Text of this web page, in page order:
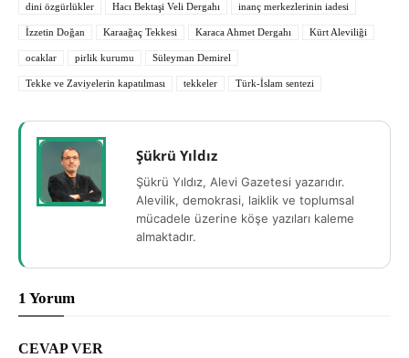
dini özgürlükler Hacı Bektaşi Veli Dergahı inanç merkezlerinin iadesi
İzzetin Doğan Karaağaç Tekkesi Karaca Ahmet Dergahı Kürt Aleviliği
ocaklar pirlik kurumu Süleyman Demirel
Tekke ve Zaviyelerin kapatılması tekkeler Türk-İslam sentezi
Şükrü Yıldız
Şükrü Yıldız, Alevi Gazetesi yazarıdır.
Alevilik, demokrasi, laiklik ve toplumsal
mücadele üzerine köşe yazıları kaleme
almaktadır.
1 Yorum
CEVAP VER